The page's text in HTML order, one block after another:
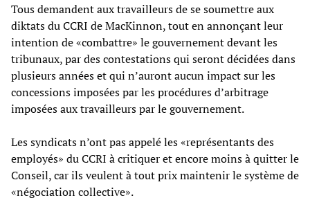
Tous demandent aux travailleurs de se soumettre aux
diktats du CCRI de MacKinnon, tout en annonçant leur
intention de «combattre» le gouvernement devant les
tribunaux, par des contestations qui seront décidées dans
plusieurs années et qui n’auront aucun impact sur les
concessions imposées par les procédures d’arbitrage
imposées aux travailleurs par le gouvernement.
Les syndicats n’ont pas appelé les «représentants des
employés» du CCRI à critiquer et encore moins à quitter le
Conseil, car ils veulent à tout prix maintenir le système de
«négociation collective».